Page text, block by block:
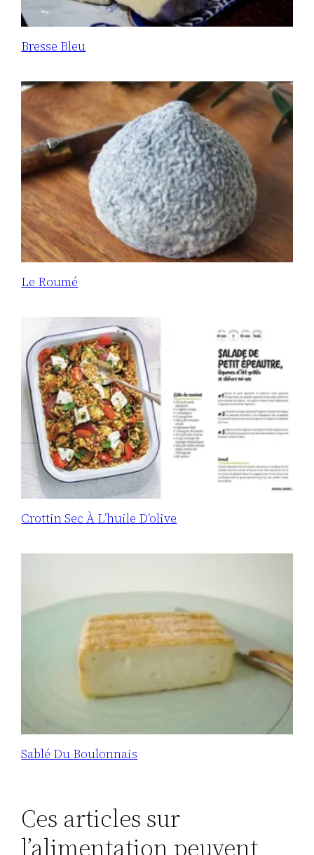
Bresse Bleu
Le Roumé
Crottin Sec À L’huile D’olive
Sablé Du Boulonnais
Ces articles sur
l’alimentation peuvent